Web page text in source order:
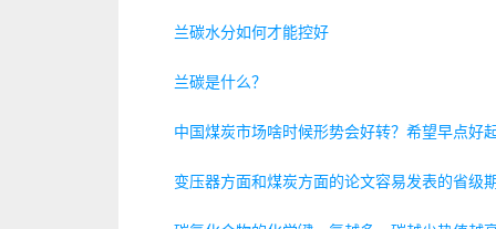
兰碳水分如何才能控好
兰碳是什么？
中国煤炭市场啥时候形势会好转？希望早点好
变压器方面和煤炭方面的论文容易发表的省级